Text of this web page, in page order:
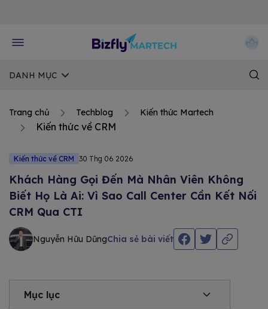
DANH MỤC
Trang chủ Techblog Kiến thức Martech
Kiến thức về CRM
Kiến thức về CRM 30 Thg 06 2026
Khách Hàng Gọi Đến Mà Nhân Viên Không
Biết Họ Là Ai: Vì Sao Call Center Cần Kết Nối
CRM Qua CTI
Nguyễn Hữu DũngChia sẻ bài viết
Mục lục